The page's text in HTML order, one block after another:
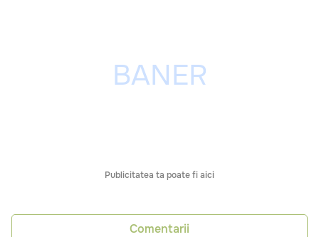
Publicitatea ta poate fi aici
Comentarii